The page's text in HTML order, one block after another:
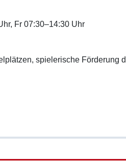
Fr 07:30–14:30 Uhr
spielerische Förderung